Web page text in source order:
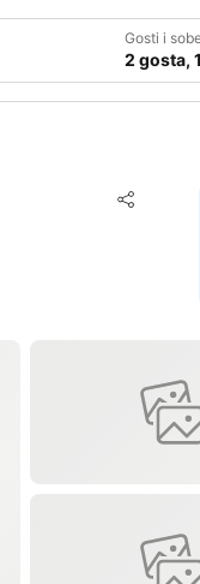
Gosti i
2 gosta,
Deli